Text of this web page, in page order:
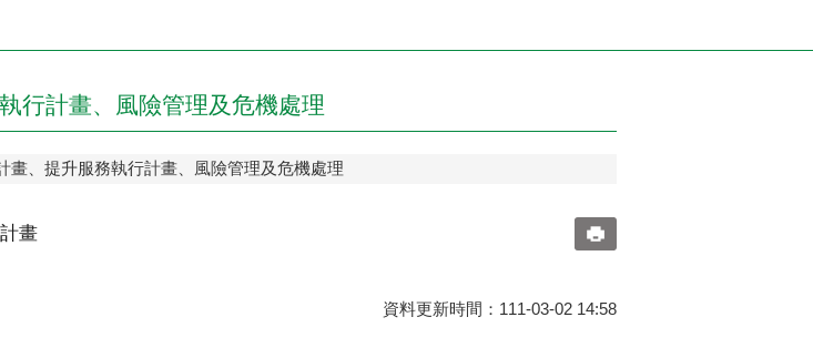
行計畫、風險管理及危機處理
畫、提升服務執行計畫、風險管理及危機處理
畫
資料更新時間：111-03-02 14:58